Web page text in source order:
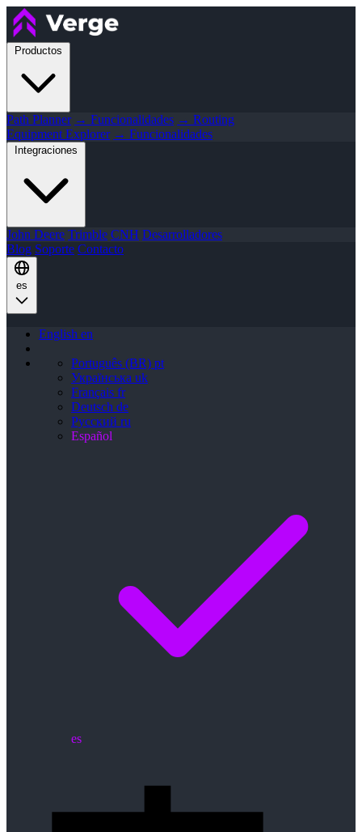
Productos
Path Planner → Funcionalidades → Routing
Equipment Explorer → Funcionalidades
Integraciones
John Deere Trimble CNH Desarrolladores
Blog Soporte Contacto
es
English en
Português (BR) pt
Українська uk
Français fr
Deutsch de
Русский ru
Español
es